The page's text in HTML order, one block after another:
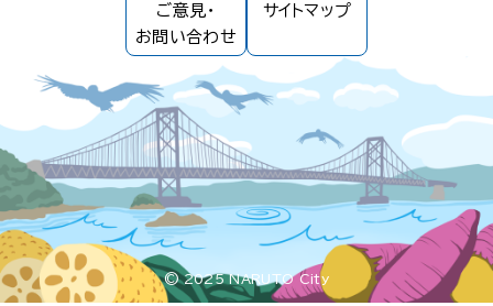
ご意見・
お問い合わせ
サイトマップ
© 2025 NARUTO City